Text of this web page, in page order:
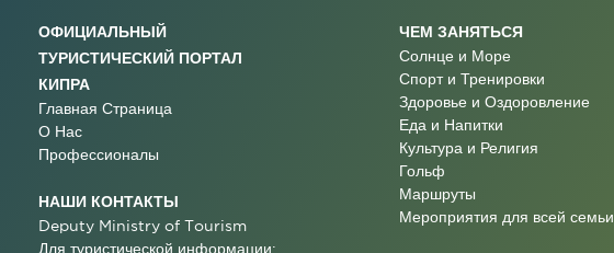
ОФИЦИАЛЬНЫЙ
ТУРИСТИЧЕСКИЙ ПОРТАЛ
КИПРА
Главная Страница
О Нас
Профессионалы
НАШИ КОНТАКТЫ
Deputy Ministry of Tourism
Для туристической информации:
ЧЕМ ЗАНЯТЬСЯ
Солнце и Море
Спорт и Тренировки
Здоровье и Оздоровление
Еда и Напитки
Культура и Религия
Гольф
Маршруты
Мероприятия для всей семьи